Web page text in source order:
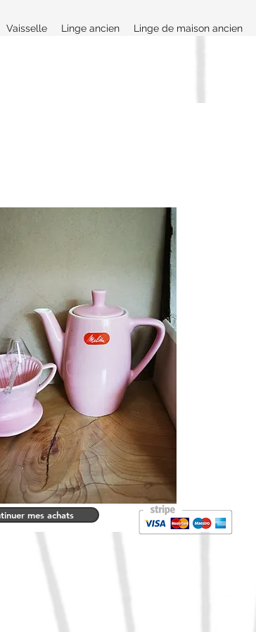
Vaisselle Linge ancien Linge de maison ancien
mes achats